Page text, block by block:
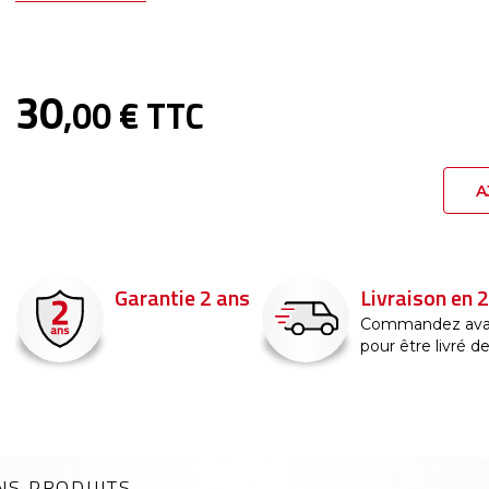
30,00 € TTC
Garantie 2 ans Livraison en
Commandez
pour être livré